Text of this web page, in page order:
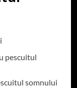
pescuitul
somnului